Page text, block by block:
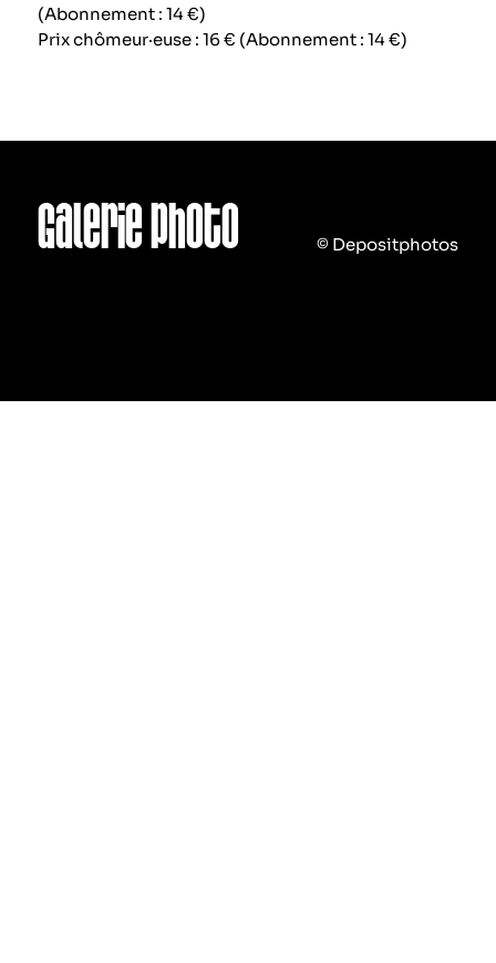
(Abonnement : 14 €)
Prix chômeur·euse : 16 € (Abonnement : 14 €)
Galerie photo © Depositphotos